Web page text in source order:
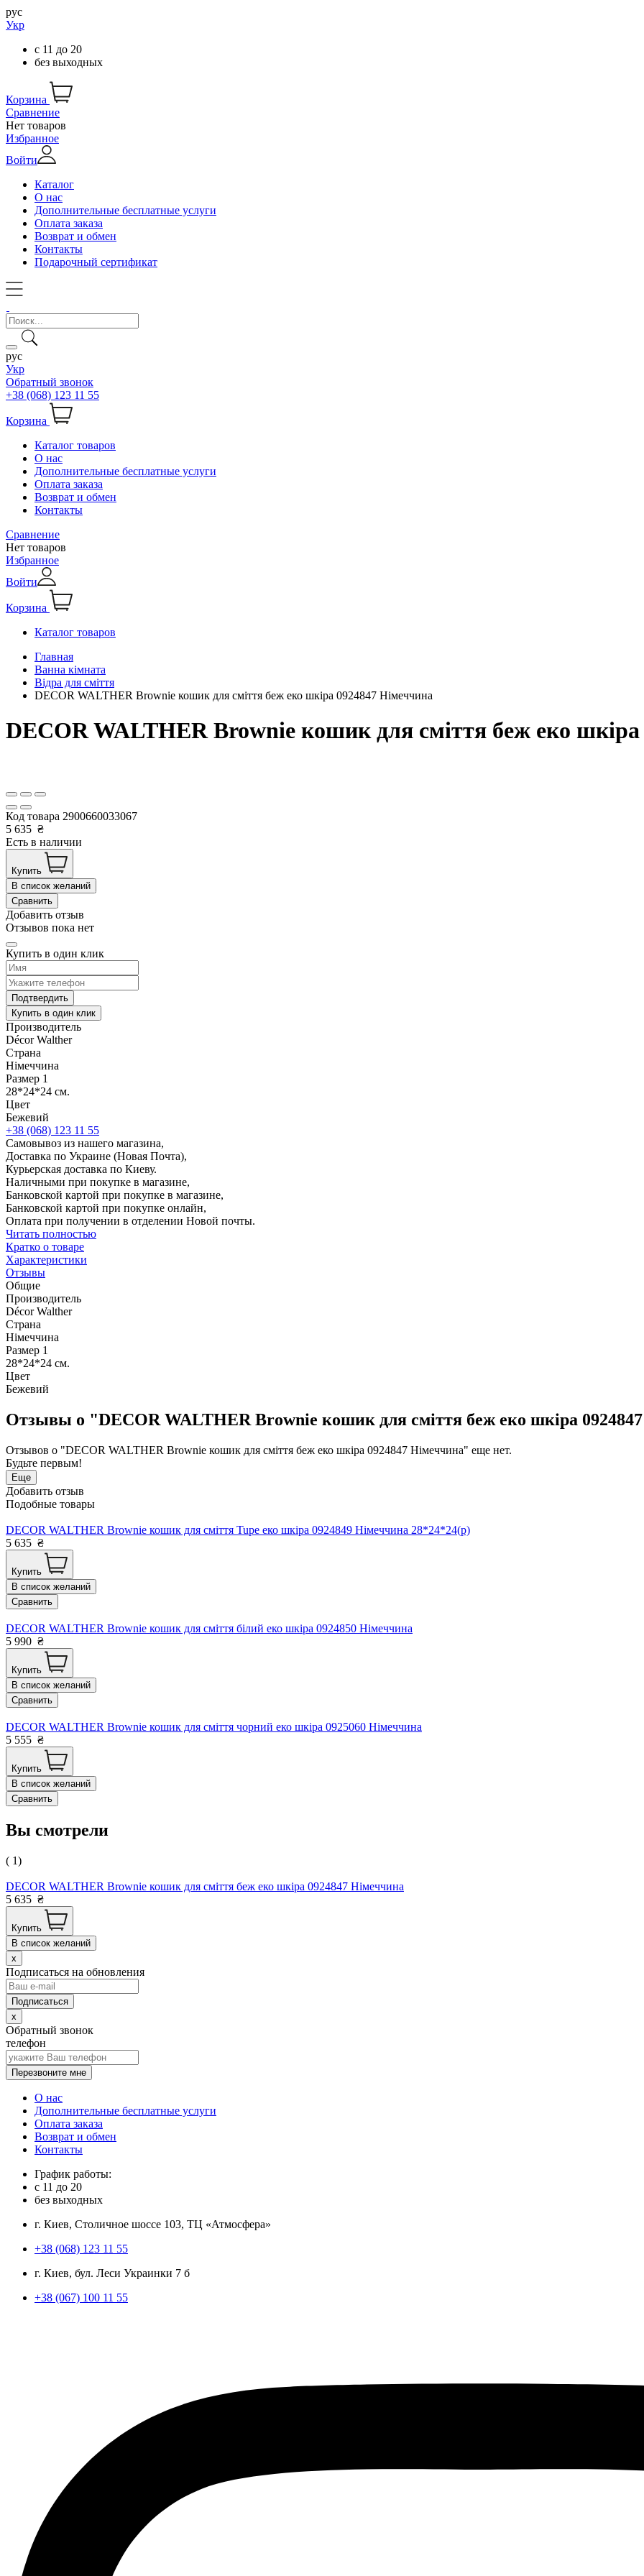
рус
Укр
с 11 до 20
без выходных
Корзина
Сравнение
Нет товаров
Избранное
Войти
Каталог
О нас
Дополнительные бесплатные услуги
Оплата заказа
Возврат и обмен
Контакты
Подарочный сертификат
рус
Укр
Обратный звонок
+38 (068) 123 11 55
Корзина
Каталог товаров
О нас
Дополнительные бесплатные услуги
Оплата заказа
Возврат и обмен
Контакты
Сравнение
Нет товаров
Избранное
Войти
Корзина
Каталог товаров
Главная
Ванна кімната
Відра для сміття
DECOR WALTHER Brownie кошик для сміття беж еко шкіра 0924847 Німеччина
DECOR WALTHER Brownie кошик для сміття беж еко шкіра
Код товара 2900660033067
5 635 ₴
Есть в наличии
Купить
В список желаний
Сравнить
Добавить отзыв
Отзывов пока нет
Купить в один клик
Подтвердить
Купить в один клик
Производитель
Décor Walther
Страна
Німеччина
Размер 1
28*24*24 см.
Цвет
Бежевий
+38 (068) 123 11 55
Самовывоз из нашего магазина,
Доставка по Украине (Новая Почта),
Курьерская доставка по Киеву.
Наличными при покупке в магазине,
Банковской картой при покупке в магазине,
Банковской картой при покупке онлайн,
Оплата при получении в отделении Новой почты.
Читать полностью
Кратко о товаре
Характеристики
Отзывы
Общие
Производитель
Décor Walther
Страна
Німеччина
Размер 1
28*24*24 см.
Цвет
Бежевий
Отзывы о "DECOR WALTHER Brownie кошик для сміття беж еко шкіра
Отзывов о "DECOR WALTHER Brownie кошик для сміття беж еко шкіра 0924847 Німеччина" еще нет.
Будьте первым!
Еще
Добавить отзыв
Подобные товары
DECOR WALTHER Brownie кошик для сміття Tupe еко шкіра 0924849 Німеччина 28*24*24(р)
5 635 ₴
Купить
В список желаний
Сравнить
DECOR WALTHER Brownie кошик для сміття білий еко шкіра 0924850 Німеччина
5 990 ₴
Купить
В список желаний
Сравнить
DECOR WALTHER Brownie кошик для сміття чорний еко шкіра 0925060 Німеччина
5 555 ₴
Купить
В список желаний
Сравнить
Вы смотрели
( 1)
DECOR WALTHER Brownie кошик для сміття беж еко шкіра 0924847 Німеччина
5 635 ₴
Купить
В список желаний
x
Подписаться на обновления
x
Обратный звонок
телефон
Перезвоните мне
О нас
Дополнительные бесплатные услуги
Оплата заказа
Возврат и обмен
Контакты
График работы:
с 11 до 20
без выходных
г. Киев, Столичное шоссе 103, ТЦ «Атмосфера»
+38 (068) 123 11 55
г. Киев, бул. Леси Украинки 7 б
+38 (067) 100 11 55